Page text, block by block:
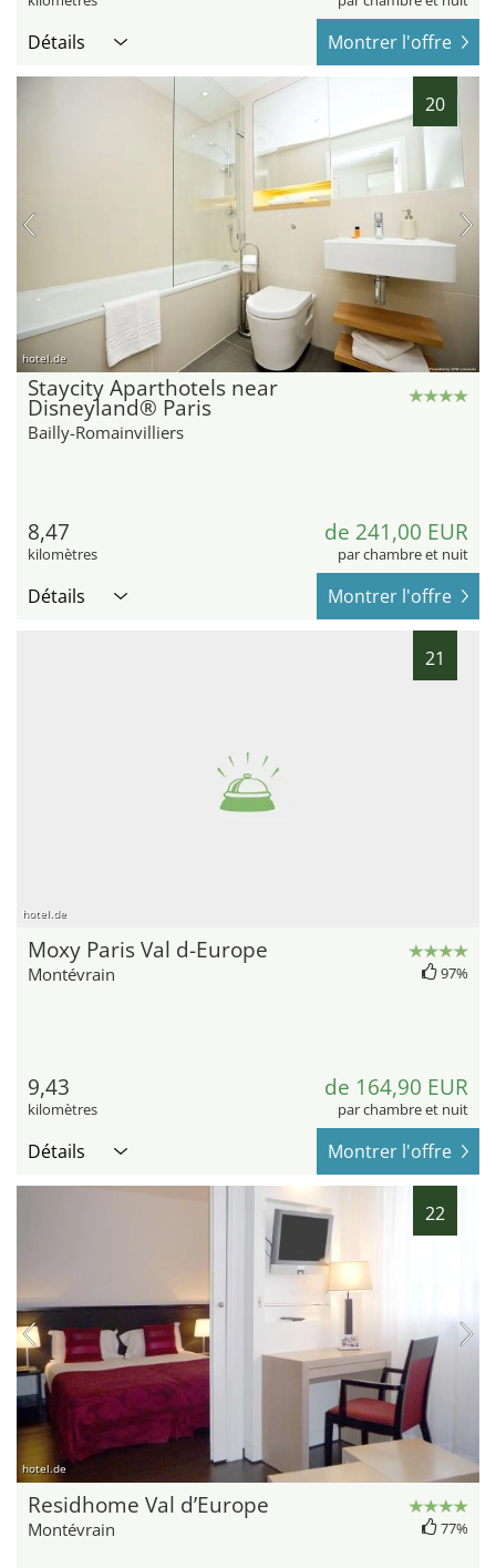
Détails Montrer l'offre
20
hotel.de
Staycity Aparthotels near
Disneyland® Paris
Bailly-Romainvilliers
8,47
kilomètres
de 241,00 EUR
par chambre et nuit
Détails Montrer l'offre
21
hotel.de
Moxy Paris Val d-Europe
Montévrain 97%
9,43
kilomètres
de 164,90 EUR
par chambre et nuit
Détails Montrer l'offre
22
hotel.de
Residhome Val d’Europe
Montévrain 77%